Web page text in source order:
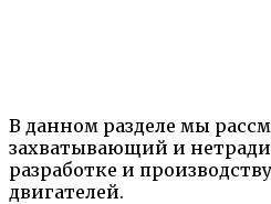
В данном разделе мы
захватывающий и
разработке и
двигателей.